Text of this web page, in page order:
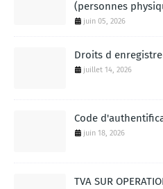
(personnes
juin 05, 2026
Droits d
juillet 14, 2026
Code
juin 18, 2026
TVA SUR